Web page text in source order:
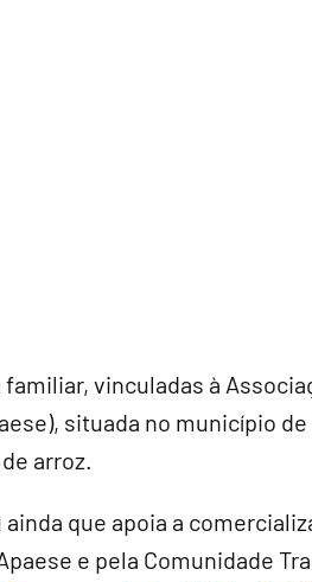
vinculadas à
situada no município
arroz.
que apoia a
e pela Comunidade